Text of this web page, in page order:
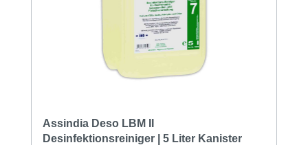
Assindia Deso LBM II
Desinfektionsreiniger | 5 Liter Kanister